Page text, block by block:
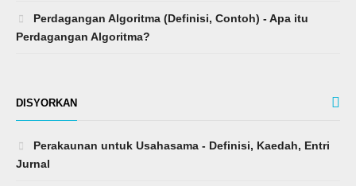
Perdagangan Algoritma (Definisi, Contoh) - Apa itu
Perdagangan Algoritma?
DISYORKAN
Perakaunan untuk Usahasama - Definisi, Kaedah, Entri
Jurnal